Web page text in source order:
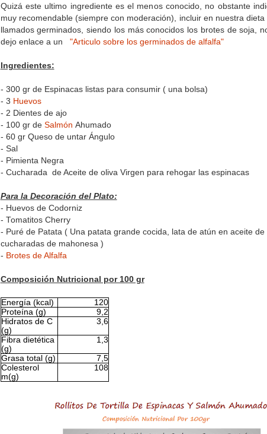
Quizá este ultimo ingrediente es el menos conocido, no obstante
muy recomendable (siempre con moderación), incluir en nuestra
llamados germinados, siendo los más conocidos los brotes de soja,
dejo enlace a un "Articulo sobre los germinados de alfalfa"
Ingredientes:
- 300 gr de Espinacas listas para consumir ( una bolsa)
- 3 Huevos
- 2 Dientes de ajo
- 100 gr de Salmón Ahumado
- 60 gr Queso de untar Ángulo
- Sal
- Pimienta Negra
- Cucharada de Aceite de oliva Virgen para rehogar las espinacas
Para la Decoración del Plato:
- Huevos de Codorniz
- Tomatitos Cherry
- Puré de Patata ( Una patata grande cocida, lata de atún en aceite de
cucharadas de mahonesa )
- Brotes de Alfalfa
Composición Nutricional por 100 gr
Energía (kcal)
120
Proteína (g)
9,2
Hidratos de C
(g)
3,6
Fibra dietética
(g)
1,3
Grasa total (g)
7,5
Colesterol
m(g)
108